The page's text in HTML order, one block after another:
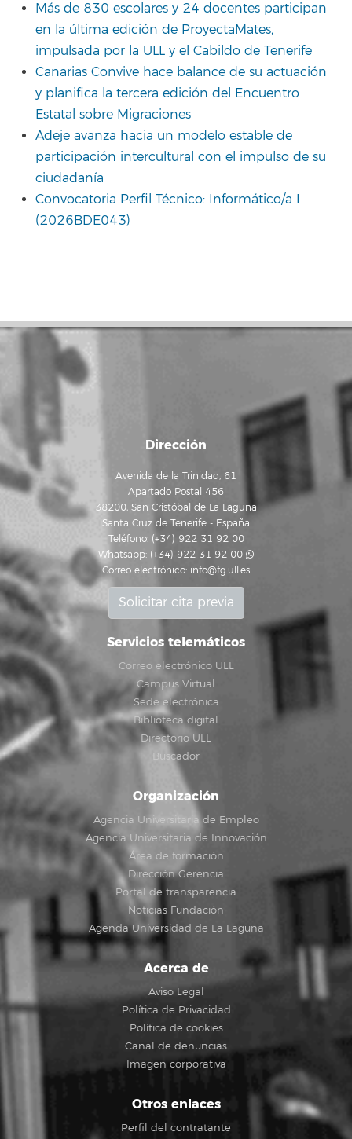
Más de 830 escolares y 24 docentes participan
en la última edición de ProyectaMates,
impulsada por la ULL y el Cabildo de Tenerife
Canarias Convive hace balance de su actuación
y planifica la tercera edición del Encuentro
Estatal sobre Migraciones
Adeje avanza hacia un modelo estable de
participación intercultural con el impulso de su
ciudadanía
Convocatoria Perfil Técnico: Informático/a I
(2026BDE043)
Dirección
Avenida de la Trinidad, 61
Apartado Postal 456
38200, San Cristóbal de La Laguna
Santa Cruz de Tenerife - España
Teléfono: (+34) 922 31 92 00
Whatsapp: (+34) 922 31 92 00
Correo electrónico: info@fg.ull.es
Solicitar cita previa
Servicios telemáticos
Correo electrónico ULL
Campus Virtual
Sede electrónica
Biblioteca digital
Directorio ULL
Buscador
Organización
Agencia Universitaria de Empleo
Agencia Universitaria de Innovación
Área de formación
Dirección Gerencia
Portal de transparencia
Noticias Fundación
Agenda Universidad de La Laguna
Acerca de
Aviso Legal
Política de Privacidad
Política de cookies
Canal de denuncias
Imagen corporativa
Otros enlaces
Perfil del contratante